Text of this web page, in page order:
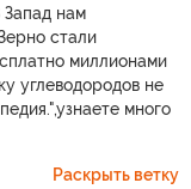
Запад нам
стали
миллионами
углеводородов не
много
Раскрыть ветку